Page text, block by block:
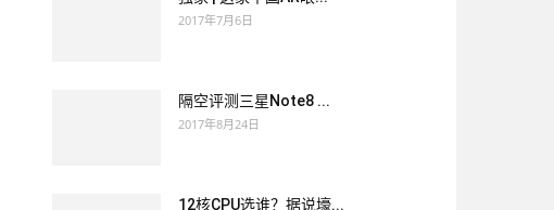
2017年7月6日
隔空评测三星Note8 ...
2017年8月24日
12核CPU选谁？据说壕...